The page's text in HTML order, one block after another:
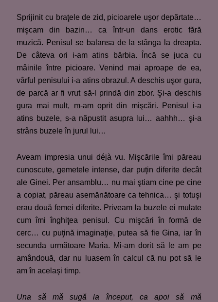
Sprijinit cu braţele de zid, picioarele uşor depărtate…
mişcam din bazin… ca într-un dans erotic fără
muzică. Penisul se balansa de la stânga la dreapta.
De câteva ori i-am atins bărbia. Încă se juca cu
mâinile între picioare. Venind mai aproape de ea,
vârful penisului i-a atins obrazul. A deschis uşor gura,
de parcă ar fi vrut să-l prindă din zbor. Şi-a deschis
gura mai mult, m-am oprit din mişcări. Penisul i-a
atins buzele, s-a năpustit asupra lui… aahhh… şi-a
strâns buzele în jurul lui…
Aveam impresia unui déjà vu. Mişcările îmi păreau
cunoscute, gemetele intense, dar puţin diferite decât
ale Ginei. Per ansamblu… nu mai ştiam cine pe cine
a copiat, păreau asemănătoare ca tehnica… şi totuşi
erau două femei diferite. Priveam la buzele ei mulate
cum îmi înghiţea penisul. Cu mişcări în formă de
cerc… cu puţină imaginaţie, putea să fie Gina, iar în
secunda următoare Maria. Mi-am dorit să le am pe
amândouă, dar nu luasem în calcul că nu pot să le
am în acelaşi timp.
Una să mă sugă la început, ca apoi să mă